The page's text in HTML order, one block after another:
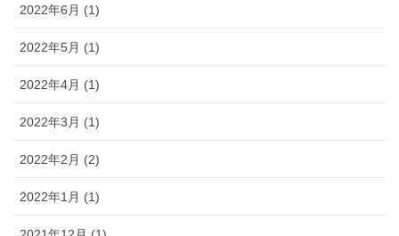
2022年6月 (1)
2022年5月 (1)
2022年4月 (1)
2022年3月 (1)
2022年2月 (2)
2022年1月 (1)